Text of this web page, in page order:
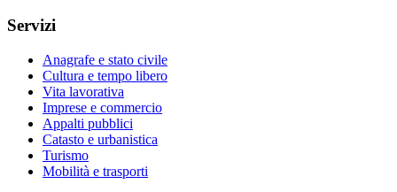
Servizi
Anagrafe e stato civile
Cultura e tempo libero
Vita lavorativa
Imprese e commercio
Appalti pubblici
Catasto e urbanistica
Turismo
Mobilità e trasporti